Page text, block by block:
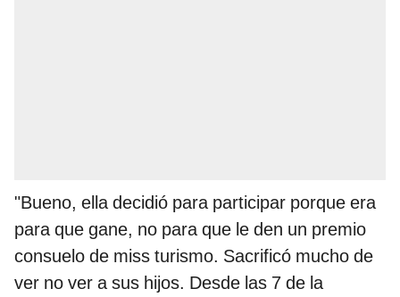
"Bueno, ella decidió para participar porque era
para que gane, no para que le den un premio
consuelo de miss turismo. Sacrificó mucho de
ver no ver a sus hijos. Desde las 7 de la